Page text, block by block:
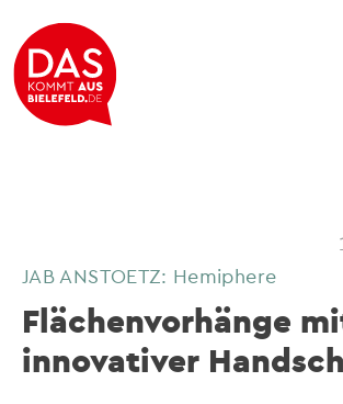
JAB ANSTOETZ: Hemiphere
Flächenvorhänge
innovativer